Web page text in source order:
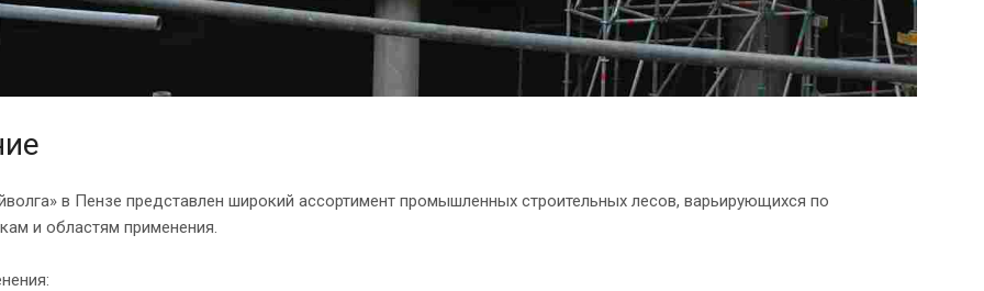
в Пензе представлен широкий ассортимент промышленных строительных лесов, варьирующихся по
и областям применения.